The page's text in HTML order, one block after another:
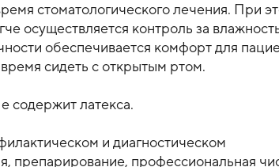
стоматологического лечения. При
осуществляется контроль за
обеспечивается комфорт для
сидеть с открытым ртом.
содержит латекса.
и диагностическом
препарирование, профессиональная